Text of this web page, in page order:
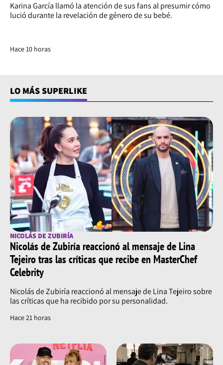
Karina García llamó la atención de sus fans al presumir cómo
lució durante la revelación de género de su bebé.
Hace 10 horas
LO MÁS SUPERLIKE
NICOLÁS DE ZUBIRÍA
Nicolás de Zubiría reaccionó al mensaje de Lina
Tejeiro tras las críticas que recibe en MasterChef
Celebrity
Nicolás de Zubiría reaccionó al mensaje de Lina Tejeiro sobre
las críticas que ha recibido por su personalidad.
Hace 21 horas